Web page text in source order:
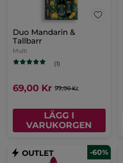
Duo Mandarin &
Tallbarr
Multi
(1)
69,00 Kr 99,00 Kr
LÄGG I
VARUKORGEN
-60%